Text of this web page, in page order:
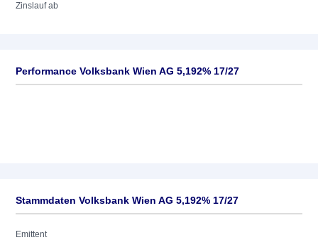
Zinslauf ab
Performance Volksbank Wien AG 5,192% 17/27
Stammdaten Volksbank Wien AG 5,192% 17/27
Emittent